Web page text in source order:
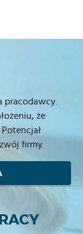
pracodawcy.
że
firmy.